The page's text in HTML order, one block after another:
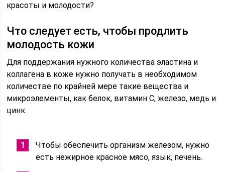
красоты и молодости?
Что следует есть, чтобы продлить
молодость кожи
Для поддержания нужного количества эластина и
коллагена в коже нужно получать в необходимом
количестве по крайней мере такие вещества и
микроэлементы, как белок, витамин С, железо, медь и
цинк.
Чтобы обеспечить организм железом, нужно
есть нежирное красное мясо, язык, печень.